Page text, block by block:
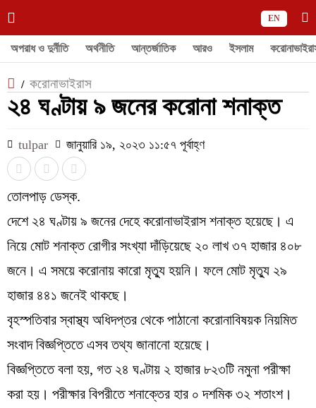
EN
অপরাধ ও দুর্নীতি অর্থনীতি আন্তর্জাতিক আরও ইসলাম
/ করোনাভাইরাস
২৪ ঘণ্টায় ৯ জনের করোনা শনাক্ত
tulpar জানুয়ারি ১৯, ২০২৩ ১১:৫৭ পূর্বাহ্ণ
তোলপাড় ডেস্ক.
দেশে ২৪ ঘণ্টায় ৯ জনের দেহে করোনাভাইরাস শনাক্ত হয়েছে। এ
নিয়ে মোট শনাক্ত রোগীর সংখ্যা দাঁড়িয়েছে ২০ লাখ ৩৭ হাজার ৪০৮
জনে। এ সময়ে করোনায় কারো মৃত্যু হয়নি। ফলে মোট মৃত্যু ২৯
হাজার ৪৪১ জনেই থাকছে।
বৃহস্পতিবার স্বাস্থ্য অধিদপ্তর থেকে পাঠানো করোনাবিষয়ক নিয়মিত
সংবাদ বিজ্ঞপ্তিতে এসব তথ্য জানানো হয়েছে।
বিজ্ঞপ্তিতে বলা হয়, গত ২৪ ঘণ্টায় ২ হাজার ৮২৩টি নমুনা পরীক্ষা
করা হয়। পরীক্ষার বিপরীতে শনাক্তের হার ০ দশমিক ৩২ শতাংশ।